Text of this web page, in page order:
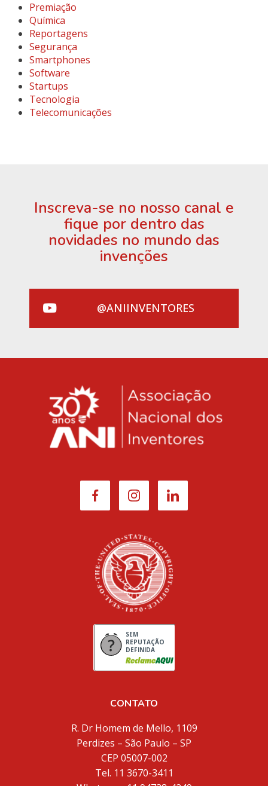
Premiação
Química
Reportagens
Segurança
Smartphones
Software
Startups
Tecnologia
Telecomunicações
Inscreva-se no nosso canal e
fique por dentro das
novidades no mundo das
invenções
@ANIINVENTORES
SEM
REPUTAÇÃO
DEFINIDA
CONTATO
R. Dr Homem de Mello, 1109
Perdizes – São Paulo – SP
CEP 05007-002
Tel. 11 3670-3411